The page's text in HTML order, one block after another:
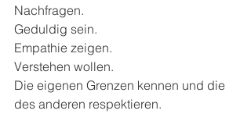
Nachfragen.
Geduldig sein.
Empathie zeigen.
Verstehen wollen.
Die eigenen Grenzen kennen und die
des anderen respektieren.